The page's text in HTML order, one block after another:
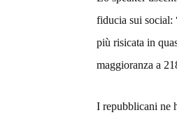
fiducia sui social:
più risicata in
maggioranza a
I repubblicani ne